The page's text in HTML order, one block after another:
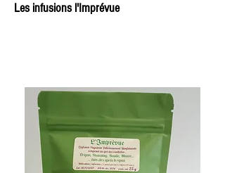
Les infusions l'Imprévue